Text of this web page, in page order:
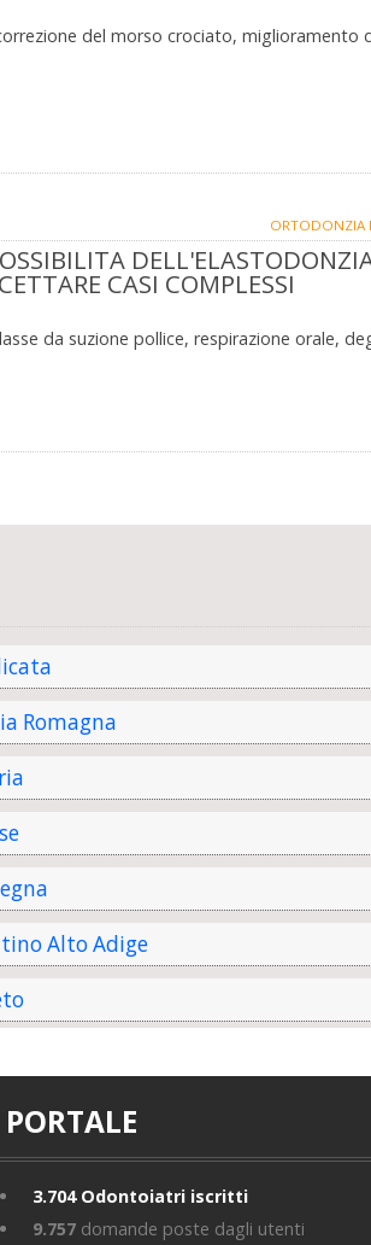
del morso crociato, miglioramento
ORTODONZIA
CASI COMPLESSI
da suzione pollice, respirazione orale,
Romagna
Alto Adige
3.704Odontoiatri iscritti
9.757 domande poste dagli utenti